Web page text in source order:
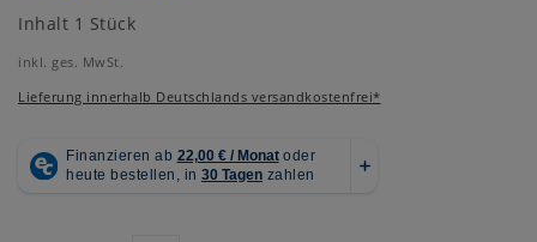
Inhalt 1 Stück
inkl. ges. MwSt.
Lieferung innerhalb Deutschlands versandkostenfrei*